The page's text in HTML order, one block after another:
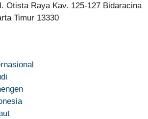
Otista Raya Kav. 125-127 Bidaracina
Timur 13330